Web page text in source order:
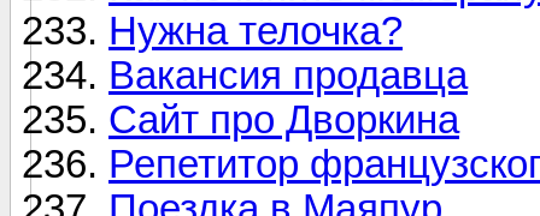
Нужна телочка?
Вакансия продавца
Сайт про Дворкина
Репетитор